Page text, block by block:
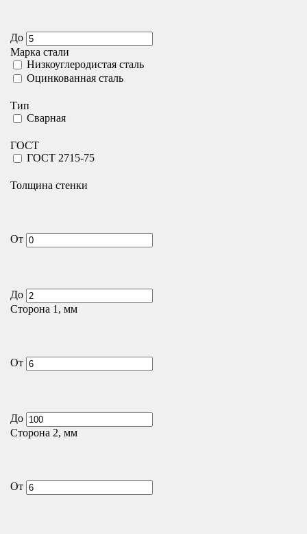
До
Марка стали
Низкоуглеродистая сталь
Оцинкованная сталь
Тип
Сварная
ГОСТ
ГОСТ 2715-75
Толщина стенки
От
До
Сторона 1, мм
От
До
Сторона 2, мм
От